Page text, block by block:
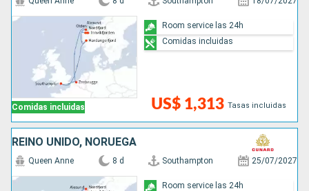
Comidas incluidas US$ 1,313 Tasas incluidas
Room service las 24h
Comidas incluidas
REINO UNIDO, NORUEGA
Queen Anne 8 d Southampton 25/07/2027
Room service las 24h